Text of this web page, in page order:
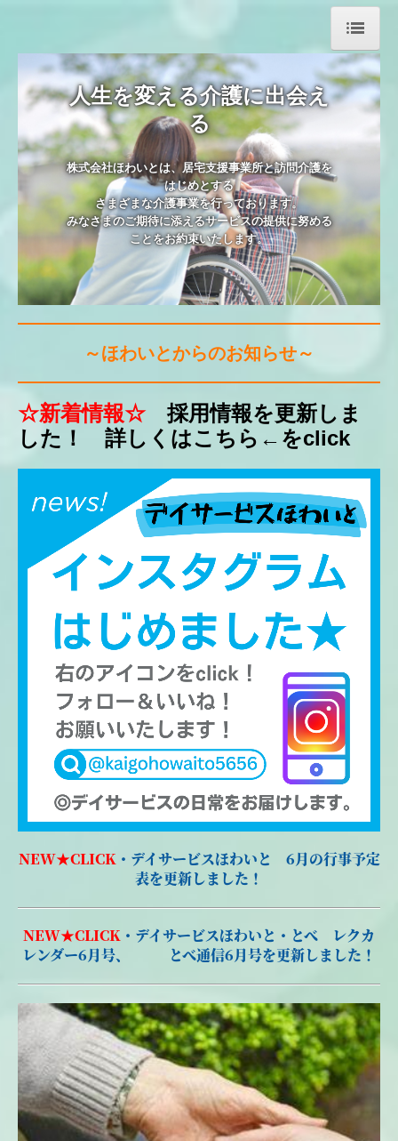
トップへ戻る
会社概要
居宅支援・訪問介護・訪問看護
デイサービス
老人ホーム
障害支援
採用情報
人生を変える介護に出会え
る
株式会社ほわいとは、居宅支援事業所と訪問介護を
はじめとする
さまざまな介護事業を行っております。
みなさまのご期待に添えるサービスの提供に努める
ことをお約束いたします。
～ほわいとからのお知らせ～
☆新着情報☆ 採用情報を更新しま
した！ 詳しくはこちら←をclick
NEW★CLICK・ デイサービスほわいと 6月の行事予定
表を更新しました！
NEW★CLICK ・デイサービスほわいと・とべ レクカ
レンダー6月号、 とべ通信6月号を更新しました！